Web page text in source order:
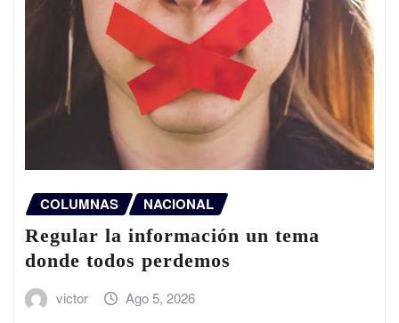
COLUMNAS NACIONAL
Regular la información un tema
donde todos perdemos
victor Ago 5, 2026